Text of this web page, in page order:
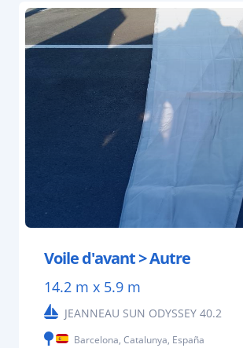
Voile d'avant > Autre
14.2 m x 5.9 m
JEANNEAU SUN ODYSSEY 40.2
Barcelona, Catalunya, España